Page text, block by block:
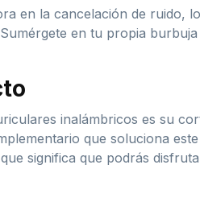
en la cancelación de ruido,
en tu propia
inalámbricos es su
que soluciona
significa que podrás